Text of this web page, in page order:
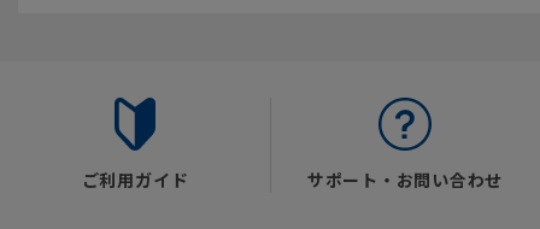
ご利用ガイド サポート・お問い合わせ